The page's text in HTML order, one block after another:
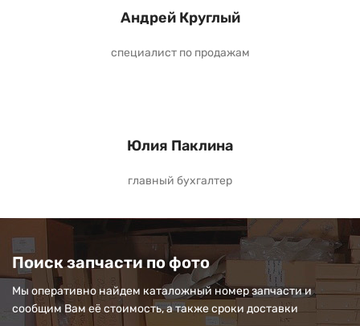
Андрей Круглый
специалист по продажам
Юлия Паклина
главный бухгалтер
Поиск запчасти по фото
Мы оперативно найдем каталожный номер запчасти и
сообщим Вам её стоимость, а также сроки доставки